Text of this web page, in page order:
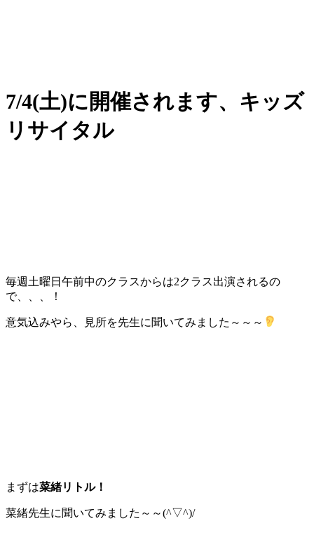
7/4(土)に開催されます、キッズ
リサイタル
毎週土曜日午前中のクラスからは2クラス出演されるの
で、、、！
意気込みやら、見所を先生に聞いてみました～～～
まずは菜緒リトル！
菜緒先生に聞いてみました～～(^▽^)/